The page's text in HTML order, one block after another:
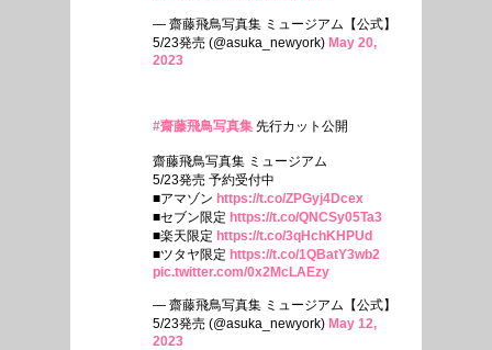
— 齋藤飛鳥写真集 ミュージアム【公式】
5/23発売 (@asuka_newyork) May 20,
2023
#齋藤飛鳥写真集 先行カット公開
齋藤飛鳥写真集 ミュージアム
5/23発売 予約受付中
■アマゾン https://t.co/ZPGyj4Dcex
■セブン限定 https://t.co/QNCSy05Ta3
■楽天限定 https://t.co/3qHchKHPUd
■ツタヤ限定 https://t.co/1QBatY3wb2
pic.twitter.com/0x2McLAEzy
— 齋藤飛鳥写真集 ミュージアム【公式】
5/23発売 (@asuka_newyork) May 12,
2023